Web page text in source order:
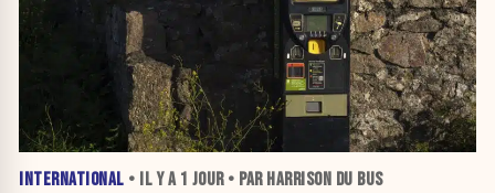
INTERNATIONAL • IL Y A 1 JOUR• PAR HARRISON DU BUS